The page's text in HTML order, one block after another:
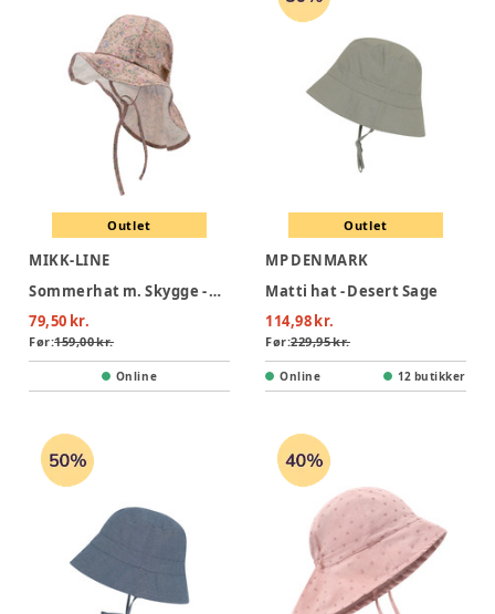
Outlet
MIKK-LINE
Sommerhat m. Skygge - Buble Flower AOP
79,50 kr.
Før:159,00 kr.
Online
Outlet
MP DENMARK
Matti hat - Desert Sage
114,98 kr.
Før:229,95 kr.
Online 12 butikker